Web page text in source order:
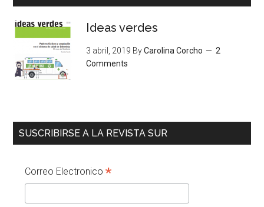
Ideas verdes
3 abril, 2019 ByCarolina Corcho
2
Comments
SUSCRIBIRSE A LA REVISTA SUR
Correo Electronico*